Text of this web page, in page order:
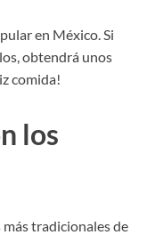
en México. Si
obtendrá unos
comida!
los
más tradicionales de